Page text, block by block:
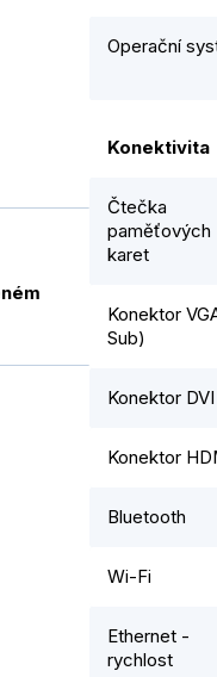
Operační
Konektivita
Čtečka
paměťových
karet
Konektor
Sub)
Konektor DVI
Konektor
Bluetooth
Wi-Fi
Ethernet -
rychlost